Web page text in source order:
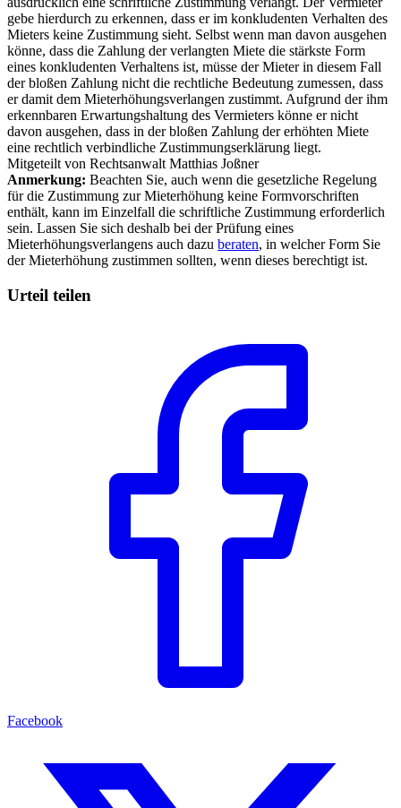
gebe hierdurch zu erkennen, dass er im konkludenten Verhalten des
Mieters keine Zustimmung sieht. Selbst wenn man davon ausgehen
könne, dass die Zahlung der verlangten Miete die stärkste Form
eines konkludenten Verhaltens ist, müsse der Mieter in diesem Fall
der bloßen Zahlung nicht die rechtliche Bedeutung zumessen, dass
er damit dem Mieterhöhungsverlangen zustimmt. Aufgrund der ihm
erkennbaren Erwartungshaltung des Vermieters könne er nicht
davon ausgehen, dass in der bloßen Zahlung der erhöhten Miete
eine rechtlich verbindliche Zustimmungserklärung liegt.
Mitgeteilt von Rechtsanwalt Matthias Joßner
Anmerkung: Beachten Sie, auch wenn die gesetzliche Regelung
für die Zustimmung zur Mieterhöhung keine Formvorschriften
enthält, kann im Einzelfall die schriftliche Zustimmung erforderlich
sein. Lassen Sie sich deshalb bei der Prüfung eines
Mieterhöhungsverlangens auch dazu beraten, in welcher Form Sie
der Mieterhöhung zustimmen sollten, wenn dieses berechtigt ist.
Urteil teilen
Facebook